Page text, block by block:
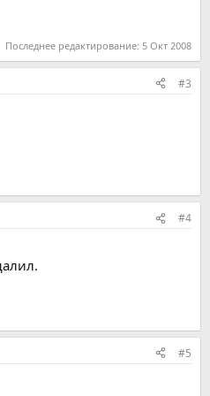
Последнее редактирование: 5 Окт 2008
#3
#4
#5